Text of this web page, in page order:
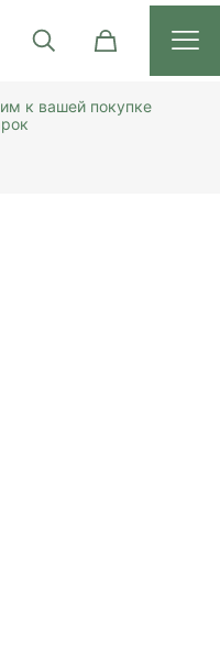
к вашей покупке